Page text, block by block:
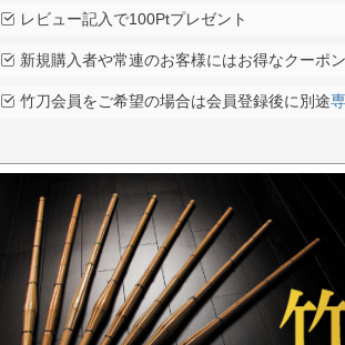
レビュー記入で100Ptプレゼント
新規購入者や常連のお客様にはお得なクーポ
竹刀会員をご希望の場合は会員登録後に別途